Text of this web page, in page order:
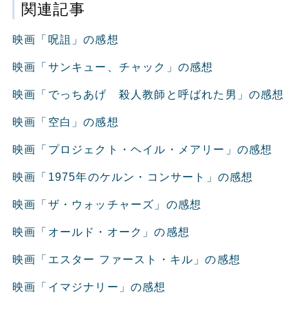
関連記事
映画「呪詛」の感想
映画「サンキュー、チャック」の感想
映画「でっちあげ 殺人教師と呼ばれた男」の感想
映画「空白」の感想
映画「プロジェクト・ヘイル・メアリー」の感想
映画「1975年のケルン・コンサート」の感想
映画「ザ・ウォッチャーズ」の感想
映画「オールド・オーク」の感想
映画「エスター ファースト・キル」の感想
映画「イマジナリー」の感想